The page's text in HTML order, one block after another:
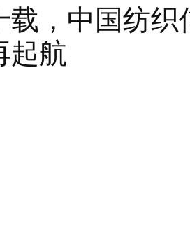
载，中国纺织
起航